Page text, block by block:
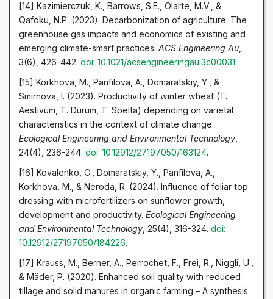
[14] Kazimierczuk, K., Barrows, S.E., Olarte, M.V., &
Qafoku, N.P. (2023). Decarbonization of agriculture: The
greenhouse gas impacts and economics of existing and
emerging climate-smart practices.ACS Engineering Au
3(6), 426-442.doi: 10.1021/acsengineeringau.3c00031.
[15] Korkhova, M., Panfilova, A., Domaratskiy, Y., &
Smirnova, I. (2023). Productivity of winter wheat (T.
Aestivum, T. Durum, T. Spelta) depending on varietal
characteristics in the context of climate change.
Ecological Engineering and Environmental Technology
24(4), 236-244.doi: 10.12912/27197050/163124.
[16] Kovalenko, O., Domaratskiy, Y., Panfilova, A.,
Korkhova, M., & Neroda, R. (2024). Influence of foliar top
dressing with microfertilizers on sunflower growth,
development and productivity.Ecological Engineering
and Environmental Technology , 25(4), 316-324.doi:
10.12912/27197050/184226.
[17] Krauss, M., Berner, A., Perrochet, F., Frei, R., Niggli, U.,
& Mäder, P. (2020). Enhanced soil quality with reduced
tillage and solid manures in organic farming – A synthesis